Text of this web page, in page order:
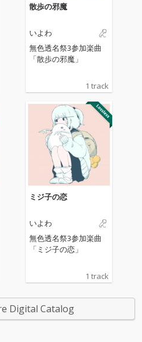
散歩の邪魔
いよわ
無色透名祭3参加楽曲
「散歩の邪魔」
1 track
ミジ子の恋
いよわ
無色透名祭3参加楽曲
「ミジ子の恋」
1 track
Digital Catalog